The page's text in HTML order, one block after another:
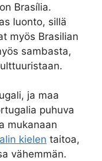
Brasília.
luonto, sillä
myös Brasilian
sambasta,
ja maa
puhuva
mukanaan
kielen taitoa,
vähemmän.